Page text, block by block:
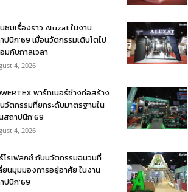
ชมเรื่องราว Aluzat ในงาน
ปนิก’69 เมื่อนวัตกรรมเติบโตไป
มกับกาลเวลา
4, 2026
พาร์ทเนอร์ช่างก่อสร้าง
วัตกรรมที่ยกระดับมาตรฐานใน
สถาปนิก’69
4, 2026
โรเฟลกซ์ กับนวัตกรรมฉนวนที่
ยนมุมมองการอยู่อาศัย ในงาน
ปนิก’69